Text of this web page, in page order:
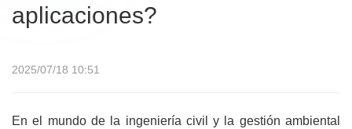
aplicaciones?
2025/07/18 10:51
En el mundo de la ingeniería civil y la gestión ambiental